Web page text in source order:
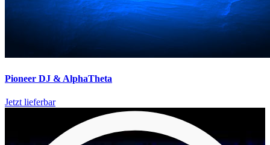
Pioneer DJ & AlphaTheta
Jetzt lieferbar